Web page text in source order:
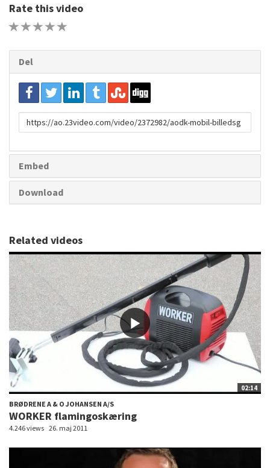
Rate this video
Del
URL
Embed
Download
Related videos
02:14
BRØDRENE A & O JOHANSEN A/S
WORKER flamingoskæring
4.246 views 26. maj 2011